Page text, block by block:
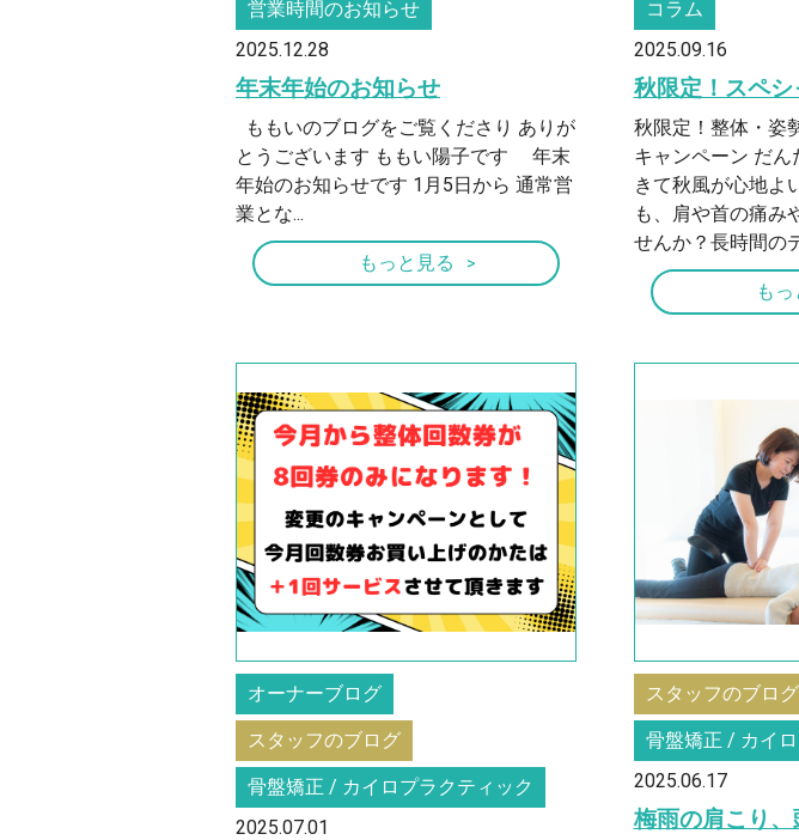
営業時間のお知らせ
2025.12.28
年末年始のお知らせ
ももいのブログをご覧くださり ありが
とうございます ももい陽子です 年末
年始のお知らせです 1月5日から 通常営
業とな...
もっと見る
コラム
2025.09.16
秋限定！スペ
秋限定！整体・姿
キャンペーン だん
きて秋風が心地よ
も、肩や首の痛み
せんか？長時間の
も
オーナーブログ
スタッフのブログ
骨盤矯正 / カイロプラクティック
2025.07.01
スタッフのブログ
骨盤矯正 / カイ
2025.06.17
梅雨の肩こり